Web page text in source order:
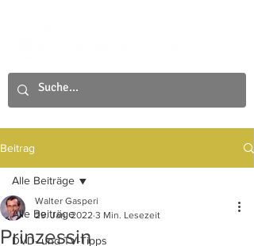
Beitrag
Alle Beiträge
DVD- und TV-Tipps
Alle Beiträge
Prinzessin
Walter Gasperi
29. Jan. 2022 3 Min. Lesezeit